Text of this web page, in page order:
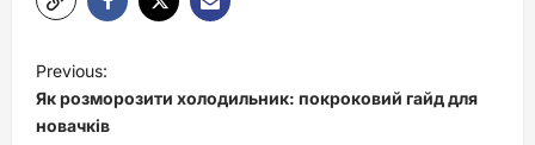
o
s
Previous:
Як розморозити холодильник: покроковий гайд для
новачків